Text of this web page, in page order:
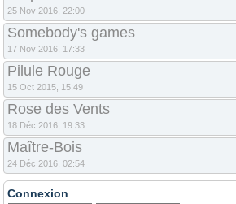
25 Nov 2016, 22:00
Somebody's games
17 Nov 2016, 17:33
Pilule Rouge
15 Oct 2015, 15:49
Rose des Vents
18 Déc 2016, 19:33
Maître-Bois
24 Déc 2016, 02:54
Connexion